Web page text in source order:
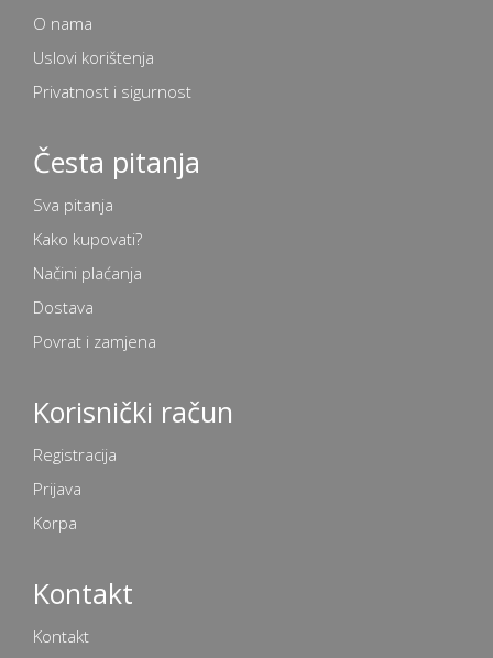
O nama
Uslovi korištenja
Privatnost i sigurnost
Česta pitanja
Sva pitanja
Kako kupovati?
Načini plaćanja
Dostava
Povrat i zamjena
Korisnički račun
Registracija
Prijava
Korpa
Kontakt
Kontakt